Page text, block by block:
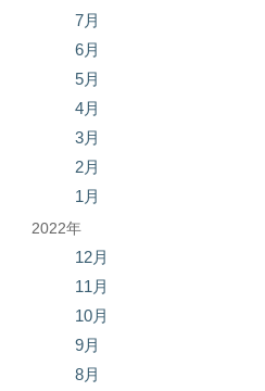
7月
6月
5月
4月
3月
2月
1月
2022年
12月
11月
10月
9月
8月